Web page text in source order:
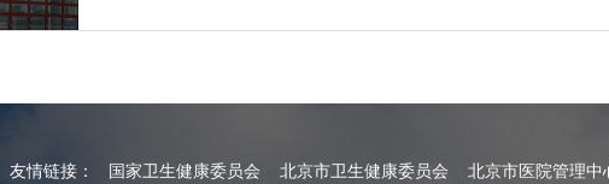
友情链接： 国家卫生健康委员会 北京市卫生健康委员会 北京市医院管理中